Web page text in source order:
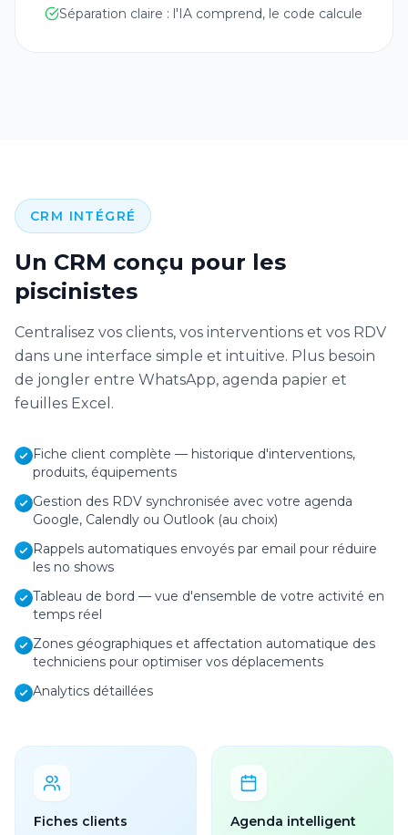
Séparation claire : l'IA comprend, le code calcule
CRM INTÉGRÉ
Un CRM conçu pour les
piscinistes
Centralisez vos clients, vos interventions et vos RDV
dans une interface simple et intuitive. Plus besoin
de jongler entre WhatsApp, agenda papier et
feuilles Excel.
Fiche client complète — historique d'interventions,
produits, équipements
Gestion des RDV synchronisée avec votre agenda
Google, Calendly ou Outlook (au choix)
Rappels automatiques envoyés par email pour réduire
les no shows
Tableau de bord — vue d'ensemble de votre activité en
temps réel
Zones géographiques et affectation automatique des
techniciens pour optimiser vos déplacements
Analytics détaillées
Fiches clients Agenda intelligent